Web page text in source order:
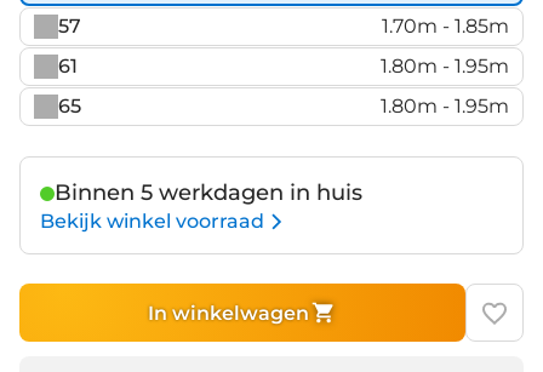
57
1.70m - 1.85m
61
1.80m - 1.95m
65
1.80m - 1.95m
Binnen 5 werkdagen in huis
Bekijk winkel voorraad
In winkelwagen